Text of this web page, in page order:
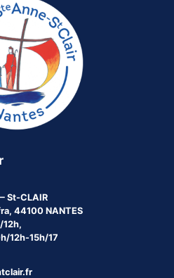
St-CLAIR
44100 NANTES
12h,
12h-15h/17